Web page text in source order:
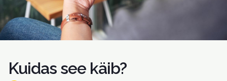
Kuidas see käib?